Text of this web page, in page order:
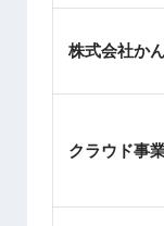
株式会社か
クラウド事